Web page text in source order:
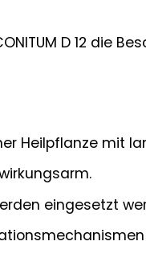
D 12 die
Heilpflanze mit
eingesetzt